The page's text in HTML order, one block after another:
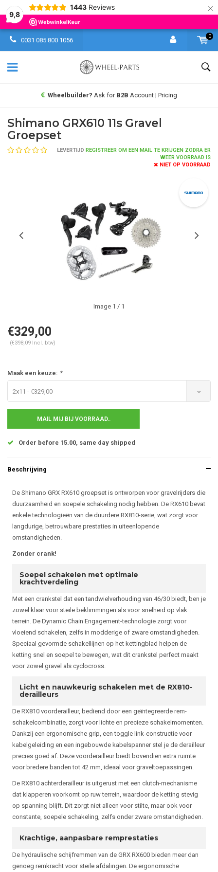
9,8
1443 Reviews ×
0031 085 800 1056
0
Wheelbuilder? Ask for B2B Account | Pricing
Shimano GRX610 11s Gravel
Groepset
LEVERTIJD REGISTREER OM EEN MAIL TE KRIJGEN ZODRA ER
WEER VOORRAAD IS
NIET OP VOORRAAD
Image 1 / 1
€329,00
(€398,09 Incl. btw)
Maak een keuze: *
2x11 - €329,00
MAIL MIJ BIJ VOORRAAD..
Order before 15.00, same day shipped
Beschrijving
De Shimano GRX RX610 groepset is ontworpen voor gravelrijders die
duurzaamheid en soepele schakeling nodig hebben. De RX610 bevat
enkele technologieën van de duurdere RX810-serie, wat zorgt voor
langdurige, betrouwbare prestaties in uiteenlopende
omstandigheden.
Zonder crank!
Soepel schakelen met optimale
krachtverdeling
Met een crankstel dat een tandwielverhouding van 46/30 biedt, ben je
zowel klaar voor steile beklimmingen als voor snelheid op vlak
terrein. De Dynamic Chain Engagement-technologie zorgt voor
vloeiend schakelen, zelfs in modderige of zware omstandigheden.
Speciaal gevormde schakellijnen op het kettingblad helpen de
ketting snel en soepel te bewegen, wat dit crankstel perfect maakt
voor zowel gravel als cyclocross.
Licht en nauwkeurig schakelen met de RX810-
derailleurs
De RX810 voorderailleur, bediend door een geïntegreerde rem-
schakelcombinatie, zorgt voor lichte en precieze schakelmomenten.
Dankzij een ergonomische grip, een toggle link-constructie voor
kabelgeleiding en een ingebouwde kabelspanner stel je de derailleur
precies goed af. Deze voorderailleur biedt bovendien extra ruimte
voor bredere banden tot 42 mm, ideaal voor graveltoepassingen.
De RX810 achterderailleur is uitgerust met een clutch-mechanisme
dat klapperen voorkomt op ruw terrein, waardoor de ketting stevig
op spanning blijft. Dit zorgt niet alleen voor stilte, maar ook voor
constante, soepele schakeling, zelfs onder zware omstandigheden.
Krachtige, aanpasbare remprestaties
De hydraulische schijfremmen van de GRX RX600 bieden meer dan
genoeg remkracht voor steile afdalingen. De ergonomische